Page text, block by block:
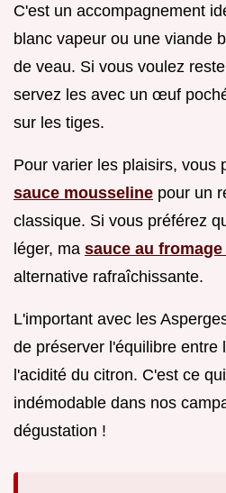
C'est un accompagnement
blanc vapeur ou une viande
de veau. Si vous voulez
servez les avec un œuf
sur les tiges.
Pour varier les plaisirs, vous
sauce mousseline pour un
classique. Si vous préférez
léger, ma sauce au
alternative rafraîchissante.
L'important avec les
de préserver l'équilibre entre
l'acidité du citron. C'est ce
indémodable dans nos
dégustation !